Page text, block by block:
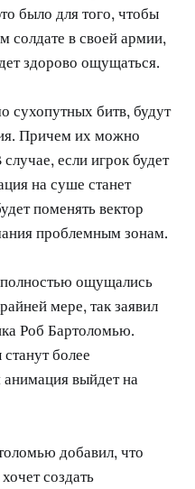
было для того, чтобы
солдате в своей армии,
здорово ощущаться.
сухопутных битв, будут
Причем их можно
если игрок будет
на суше станет
поменять вектор
проблемным зонам.
ощущались
мере, так заявил
Роб Бартоломью.
более
выйдет на
добавил, что
создать